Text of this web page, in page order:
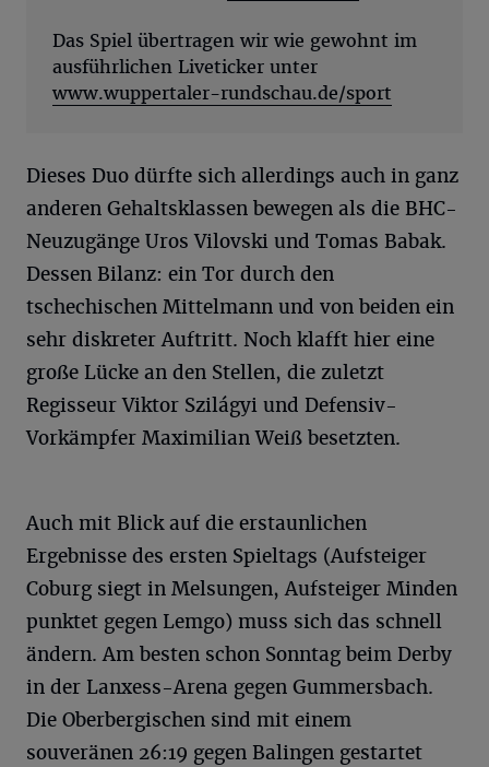
Das Spiel übertragen wir wie gewohnt im
ausführlichen Liveticker unter
www.wuppertaler-rundschau.de/sport
Dieses Duo dürfte sich allerdings auch in ganz
anderen Gehaltsklassen bewegen als die BHC-
Neuzugänge Uros Vilovski und Tomas Babak.
Dessen Bilanz: ein Tor durch den
tschechischen Mittelmann und von beiden ein
sehr diskreter Auftritt. Noch klafft hier eine
große Lücke an den Stellen, die zuletzt
Regisseur Viktor Szilágyi und Defensiv-
Vorkämpfer Maximilian Weiß besetzten.
Auch mit Blick auf die erstaunlichen
Ergebnisse des ersten Spieltags (Aufsteiger
Coburg siegt in Melsungen, Aufsteiger Minden
punktet gegen Lemgo) muss sich das schnell
ändern. Am besten schon Sonntag beim Derby
in der Lanxess-Arena gegen Gummersbach.
Die Oberbergischen sind mit einem
souveränen 26:19 gegen Balingen gestartet